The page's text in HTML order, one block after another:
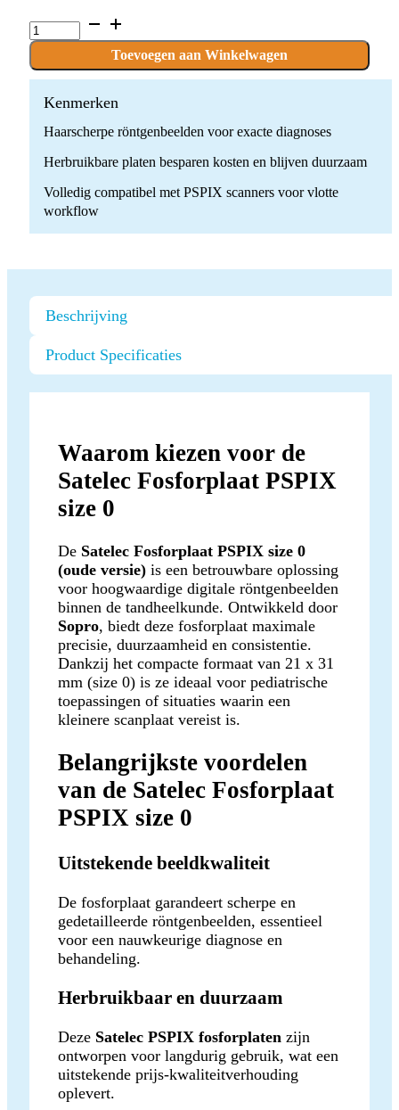
Satelec
Fosforplaat
(oude)
PSPIX
size
31mm
700
Toevoegen aan Winkelwagen
Kenmerken
Haarscherpe röntgenbeelden voor exacte diagnoses
Herbruikbare platen besparen kosten en blijven duurzaam
Volledig compatibel met PSPIX scanners voor vlotte
workflow
Beschrijving
Product Specificaties
Waarom kiezen voor de
Satelec Fosforplaat PSPIX
size 0
De Satelec Fosforplaat PSPIX size 0
(oude versie) is een betrouwbare oplossing
voor hoogwaardige digitale röntgenbeelden
binnen de tandheelkunde. Ontwikkeld door
Sopro, biedt deze fosforplaat maximale
precisie, duurzaamheid en consistentie.
Dankzij het compacte formaat van 21 x 31
mm (size 0) is ze ideaal voor pediatrische
toepassingen of situaties waarin een
kleinere scanplaat vereist is.
Belangrijkste voordelen
van de Satelec Fosforplaat
PSPIX size 0
Uitstekende beeldkwaliteit
De fosforplaat garandeert scherpe en
gedetailleerde röntgenbeelden, essentieel
voor een nauwkeurige diagnose en
behandeling.
Herbruikbaar en duurzaam
Deze Satelec PSPIX fosforplaten zijn
ontworpen voor langdurig gebruik, wat een
uitstekende prijs-kwaliteitverhouding
oplevert.